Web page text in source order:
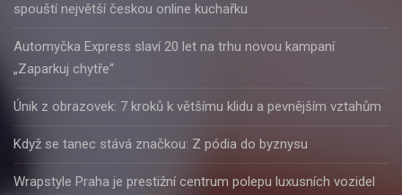
spouští největší českou online kuchařku
Automyčka Express slaví 20 let na trhu novou kampaní
„Zaparkuj chytře“
Únik z obrazovek: 7 kroků k většímu klidu a pevnějším vztahům
Když se tanec stává značkou: Z pódia do byznysu
Wrapstyle Praha je prestižní centrum polepu luxusních vozidel